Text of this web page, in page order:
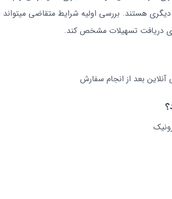
هستند. بررسی اولیه شرایط متقاضی
دریافت تسهیلات مشخص کند.